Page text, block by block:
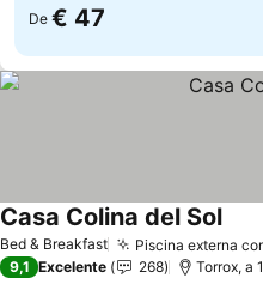
De € 47
Bed & Breakfast Piscina externa
Casa Colina del Sol
9,1 Excelente 268 Torrox, a